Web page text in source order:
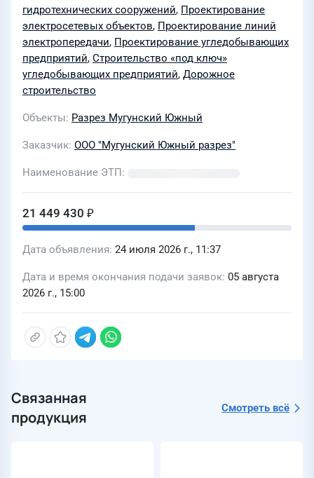
гидротехнических сооружений, Проектирование
электросетевых объектов, Проектирование линий
электропередачи, Проектирование угледобывающих
предприятий, Строительство «под ключ»
угледобывающих предприятий, Дорожное
строительство
Объекты Разрез Мугунский Южный
Заказчик ООО "Мугунский Южный разрез"
Наименование ЭТП
21 449 430 ₽
Дата объявления 24 июля 2026 г., 11:37
Дата и время окончания подачи заявок 05 августа
2026 г., 15:00
Связанная
продукция
Смотреть всё